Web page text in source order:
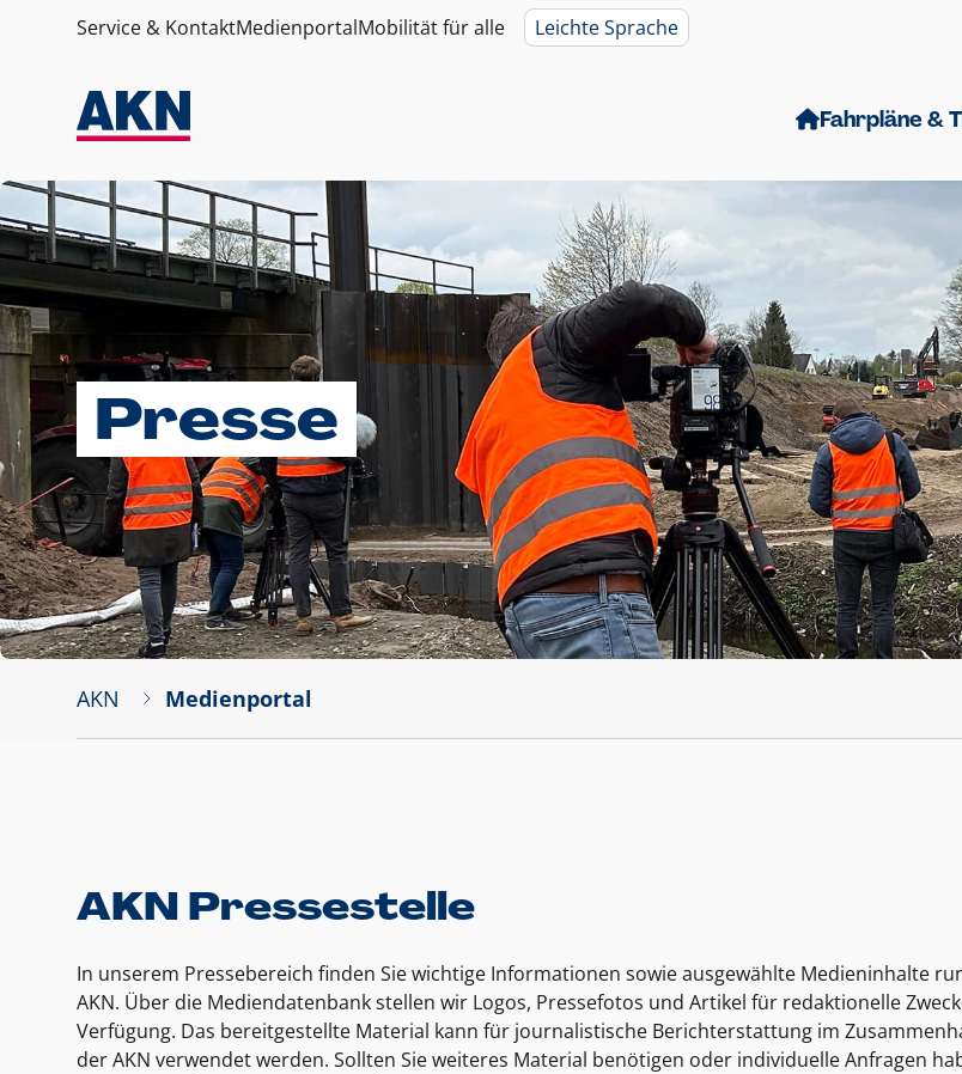
Service & KontaktMedienportalMobilität für alle Leichte Sprache
Fahrpläne &
Presse
AKN Medienportal
AKN Pressestelle
In unserem Pressebereich finden Sie wichtige Informationen sowie ausgewählte Medieninhalte
AKN. Über die Mediendatenbank stellen wir Logos, Pressefotos und Artikel für redaktionelle
Verfügung. Das bereitgestellte Material kann für journalistische Berichterstattung im
der AKN verwendet werden. Sollten Sie weiteres Material benötigen oder individuelle Anfragen